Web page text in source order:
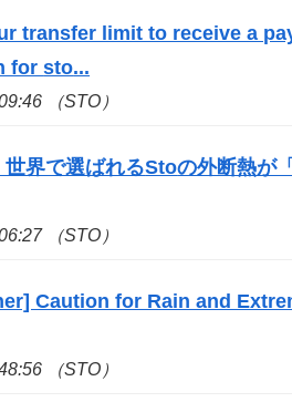
transfer limit to receive a
forsto...
（STO）
世界で選ばれるStoの外断熱が
（STO）
Caution for Rain and
（STO）